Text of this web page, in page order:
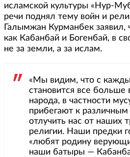
исламской культуры «Нур-
речи поднял тему войн и
Галымжан Курманбек заявил,
как Кабанбай и Богенбай, в
не за земли, а за ислам.
«Мы видим, что с
становится все больше
народа, в частности
прибегают к
отлучить нас от наших
религии. Наши предки
«любят родину
наши батыры —